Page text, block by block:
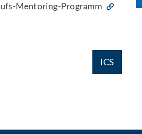
Mentoring-Programm
ICS